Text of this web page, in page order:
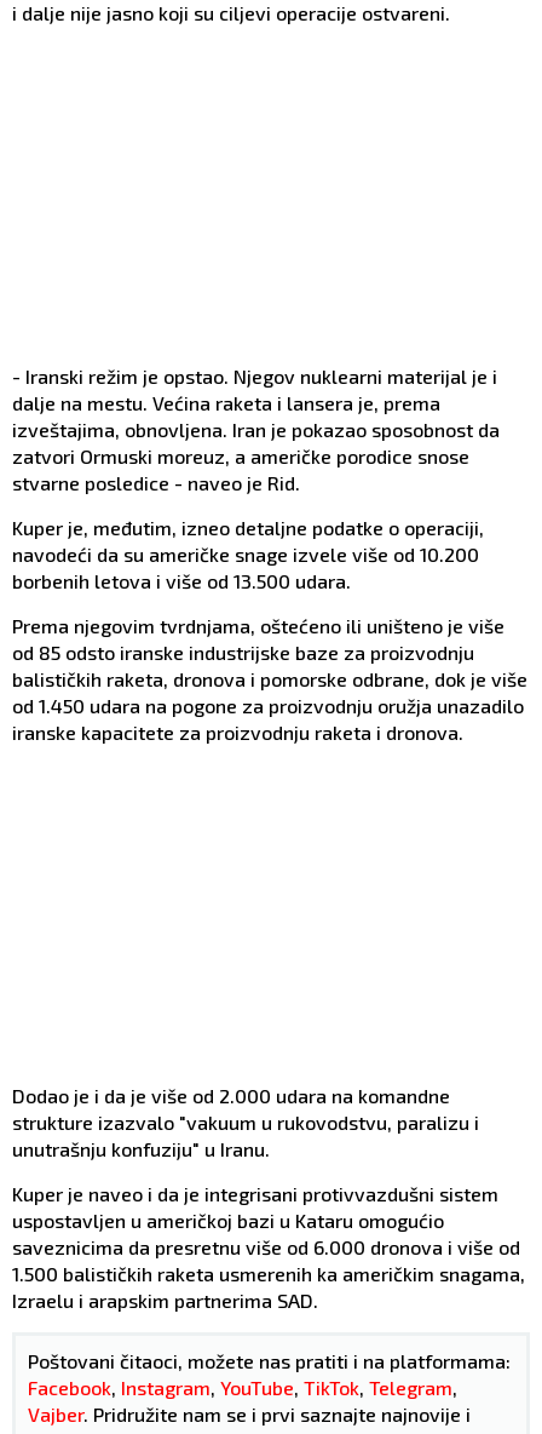
i dalje nije jasno koji su ciljevi operacije ostvareni.
- Iranski režim je opstao. Njegov nuklearni materijal je i
dalje na mestu. Većina raketa i lansera je, prema
izveštajima, obnovljena. Iran je pokazao sposobnost da
zatvori Ormuski moreuz, a američke porodice snose
stvarne posledice - naveo je Rid.
Kuper je, međutim, izneo detaljne podatke o operaciji,
navodeći da su američke snage izvele više od 10.200
borbenih letova i više od 13.500 udara.
Prema njegovim tvrdnjama, oštećeno ili uništeno je više
od 85 odsto iranske industrijske baze za proizvodnju
balističkih raketa, dronova i pomorske odbrane, dok je više
od 1.450 udara na pogone za proizvodnju oružja unazadilo
iranske kapacitete za proizvodnju raketa i dronova.
Dodao je i da je više od 2.000 udara na komandne
strukture izazvalo "vakuum u rukovodstvu, paralizu i
unutrašnju konfuziju" u Iranu.
Kuper je naveo i da je integrisani protivvazdušni sistem
uspostavljen u američkoj bazi u Kataru omogućio
saveznicima da presretnu više od 6.000 dronova i više od
1.500 balističkih raketa usmerenih ka američkim snagama,
Izraelu i arapskim partnerima SAD.
Poštovani čitaoci, možete nas pratiti i na platformama:
Facebook, Instagram, YouTube, TikTok, Telegram,
Vajber. Pridružite nam se i prvi saznajte najnovije i